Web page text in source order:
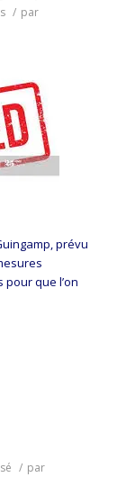
/ par
prévu
que l’on
/ par